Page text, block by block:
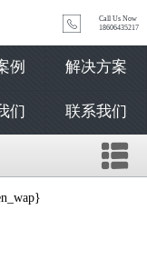
Call Us Now
18606435217
例 解决方案
们 联系我们